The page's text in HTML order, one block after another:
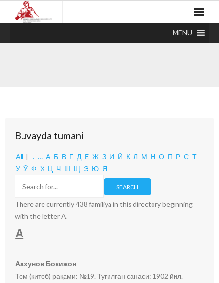
MENU
Buvayda tumani
All | . … А Б В Г Д Е Ж З И Й К Л М Н О П Р С Т
У Ў Ф Х Ц Ч Ш Щ Э Ю Я
There are currently 438 familiya in this directory beginning
with the letter А.
А
Аахунов Бокижон
Том (китоб) рақами: №19. Туғилган санаси: 1902 йил.